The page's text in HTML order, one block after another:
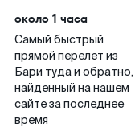
около 1 часа
Самый быстрый
прямой перелет из
Бари туда и обратно,
найденный на нашем
сайте за последнее
время